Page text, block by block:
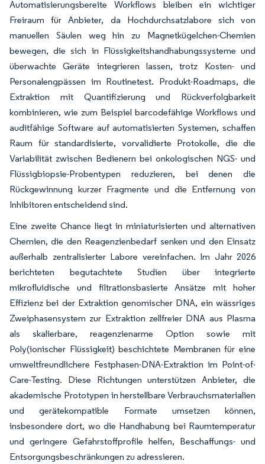
Automatisierungsbereite Workflows bleiben ein wichtiger
Freiraum für Anbieter, da Hochdurchsatzlabore sich von
manuellen Säulen weg hin zu Magnetkügelchen-Chemien
bewegen, die sich in Flüssigkeitshandhabungssysteme und
überwachte Geräte integrieren lassen, trotz Kosten- und
Personalengpässen im Routinetest. Produkt-Roadmaps, die
Extraktion mit Quantifizierung und Rückverfolgbarkeit
kombinieren, wie zum Beispiel barcodefähige Workflows und
auditfähige Software auf automatisierten Systemen, schaffen
Raum für standardisierte, vorvalidierte Protokolle, die die
Variabilität zwischen Bedienern bei onkologischen NGS- und
Flüssigbiopsie-Probentypen reduzieren, bei denen die
Rückgewinnung kurzer Fragmente und die Entfernung von
Inhibitoren entscheidend sind.
Eine zweite Chance liegt in miniaturisierten und alternativen
Chemien, die den Reagenzienbedarf senken und den Einsatz
außerhalb zentralisierter Labore vereinfachen. Im Jahr 2026
berichteten begutachtete Studien über integrierte
mikrofluidische und filtrationsbasierte Ansätze mit hoher
Effizienz bei der Extraktion genomischer DNA, ein wässriges
Zweiphasensystem zur Extraktion zellfreier DNA aus Plasma
als skalierbare, reagenzienarme Option sowie mit
Poly(ionischer Flüssigkeit) beschichtete Membranen für eine
umweltfreundlichere Festphasen-DNA-Extraktion im Point-of-
Care-Testing. Diese Richtungen unterstützen Anbieter, die
akademische Prototypen in herstellbare Verbrauchsmaterialien
und gerätekompatible Formate umsetzen können,
insbesondere dort, wo die Handhabung bei Raumtemperatur
und geringere Gefahrstoffprofile helfen, Beschaffungs- und
Entsorgungsbeschränkungen zu adressieren.